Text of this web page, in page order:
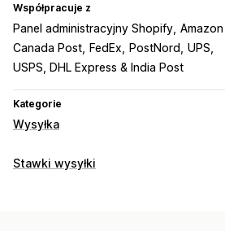
Współpracuje z
Panel administracyjny Shopify
Canada Post
FedEx PostNord
UPS
USPS, DHL Express & India Post
Kategorie
Wysyłka
Etykiety i opakowanie
Stawki wysyłki